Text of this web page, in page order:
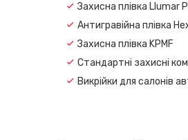
Захисна плівка Llumar
Антигравійна плівка
Захисна плівка KPMF
Стандартні захисні
Викрійки для салонів